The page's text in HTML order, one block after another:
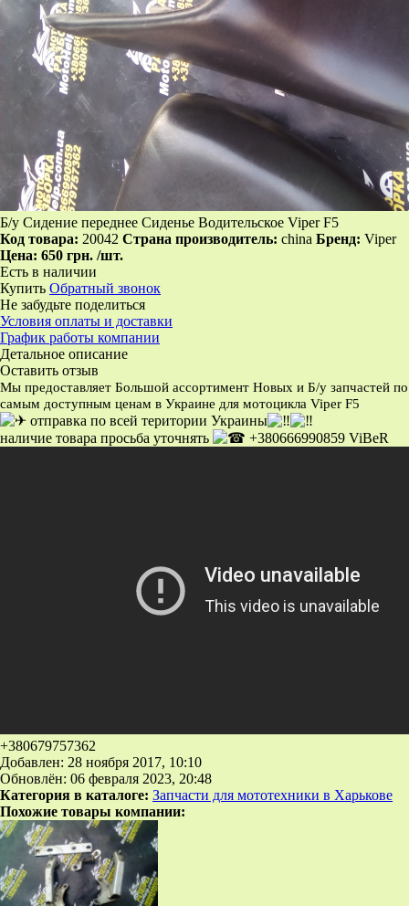
Б/у Сидение переднее Сиденье Водительское Viper F5
Код товара: 20042 Страна производитель: china Бренд: Viper
Цена: 650 грн. /шт.
Есть в наличии
Купить Обратный звонок
Не забудьте поделиться
Условия оплаты и доставки
График работы компании
Детальное описание
Оставить отзыв
Мы предоставляет Большой ассортимент Новых и Б/у запчастей по
самым доступным ценам в Украине для мотоцикла Viper F5
отправка по всей територии Украины
наличие товара просьба уточнять
+380666990859 ViBeR
+380679757362
Добавлен: 28 ноября 2017, 10:10
Обновлён: 06 февраля 2023, 20:48
Категория в каталоге: Запчасти для мототехники в Харькове
Похожие товары компании: